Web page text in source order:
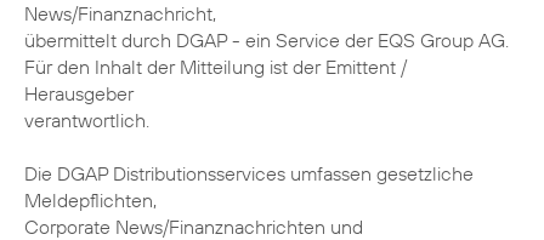
News/Finanznachricht,
übermittelt durch DGAP - ein Service der EQS Group AG.
Für den Inhalt der Mitteilung ist der Emittent /
Herausgeber
verantwortlich.
Die DGAP Distributionsservices umfassen gesetzliche
Meldepflichten,
Corporate News/Finanznachrichten und